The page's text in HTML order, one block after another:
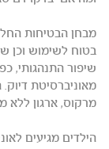
מבחן הבטיחות החל
שיפור התנהגותי,
מרקוס, ארגון ללא